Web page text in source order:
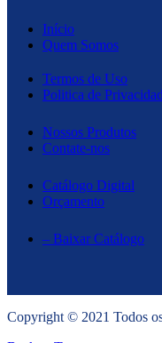
Início
Quem Somos
Termos de Uso
Politica de
Nossos Produtos
Contate-nos
Catálogo Digital
Orçamento
– Baixar Catálogo
Copyright © 2021 Todos